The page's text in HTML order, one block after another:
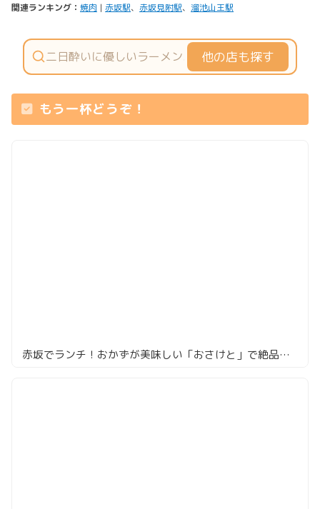
関連ランキング： 焼肉 | 赤坂駅、 赤坂見附駅、 溜池山王駅
他の店も探す
もう一杯どうぞ！
赤坂でランチ！おかずが美味しい「おさけと」で絶品の宇和島鯛めし体験